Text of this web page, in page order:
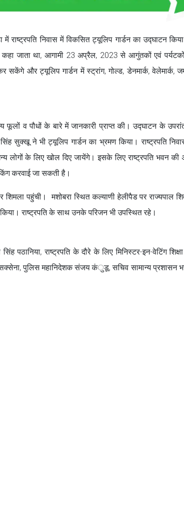
में राष्ट्रपति निवास में विकसित ट्यूलिप गार्डन का उद्घाटन
कहा जाता था, आगामी 23 अप्रैल, 2023 से आगुंतकों एवं
और ट्यूलिप गार्डन में स्ट्रांग, गोल्ड, डेनमार्क, वेलेमार्क,
फूलों व पौधों के बारे में जानकारी प्राप्त की। उद्घाटन के
सुक्खू ने भी ट्यूलिप गार्डन का भ्रमण किया। राष्ट्रपति
लोगों के लिए खोल दिए जायेंगे। इसके लिए राष्ट्रपति भवन की
करवाई जा सकती है।
शिमला पहुंची। मशोबरा स्थित कल्याणी हेलीपैड पर राज्यपाल
राष्ट्रपति के साथ उनके परिजन भी उपस्थित रहे।
राष्ट्रपति के दौरे के लिए मिनिस्टर-इन-वेटिंग शिक्षा
पुलिस महानिदेशक संजय कंुडू, सचिव सामान्य प्रशासन